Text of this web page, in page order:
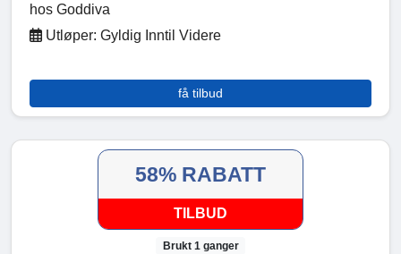
hos Goddiva
Utløper: Gyldig Inntil Videre
få tilbud
58% RABATT
TILBUD
Brukt 1 ganger